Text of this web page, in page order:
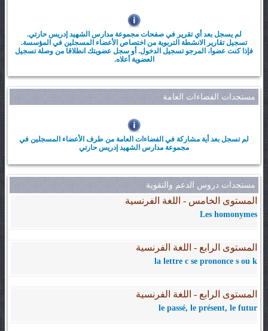
لم يسجل بعد أي تقرير في صفحات مجموعة مدارس الشهيد إدريس حارتي.
تسجيل تقارير الانشطة التربوية من اختصاص الأعضاء المسجلين في المؤسسة.
فإذا كنت عضوا، المرجو تسجيل الدخول. أو سجل عضويتك انطلاقا من وصلة تسجيل
العضوية أعلاه.
مستجدات الفضاءات العامة
لم تسجل بعد أية مشاركة في الفضاءات العامة من طرف الأعضاء المسجلين في
مجموعة مدارس الشهيد إدريس حارتي
مستجدات دروس الدعم والتقوية
المستوى الخامس - اللغة الفرنسية
Les homonymes
المستوى الرابع - اللغة الفرنسية
la lettre c se prononce s ou k
المستوى الرابع - اللغة الفرنسية
le passé, le présent, le futur